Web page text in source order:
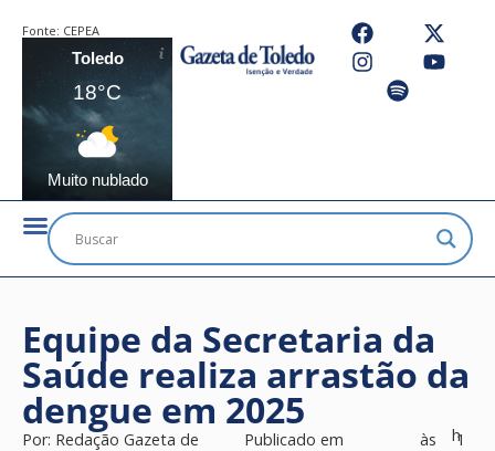
Fonte: CEPEA
Toledo
18°C
Muito nublado
Equipe da Secretaria da
Saúde realiza arrastão da
dengue em 2025
Por: Redação Gazeta de
Publicado em
às
h1